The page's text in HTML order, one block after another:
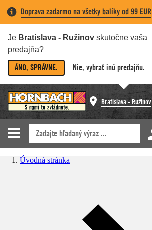
Doprava zadarmo na všetky balíky od 99 EUR
Je Bratislava - Ružinov skutočne vaša
predajňa?
ÁNO, SPRÁVNE. Nie, vybrať inú predajňu.
Bratislava - Ružinov
Úvodná stránka